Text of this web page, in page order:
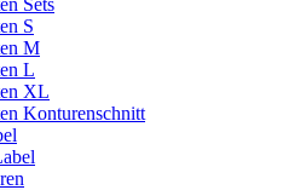
Sets
S
M
L
XL
Konturenschnitt